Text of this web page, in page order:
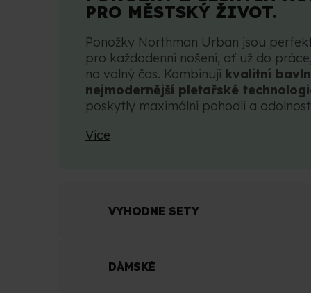
PRO MĚSTSKÝ ŽIVOT.
Ponožky Northman Urban jsou
pro každodenní nošení, ať už do
na volný čas. Kombinují kvalitní
nejmodernější pletařské
poskytly maximální pohodlí a
Více
VÝHODNÉ SETY
DÁMSKÉ